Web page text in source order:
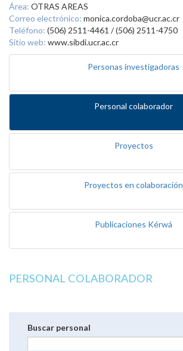
Área: OTRAS AREAS
Correo electrónico: monica.cordoba@ucr.ac.cr
Teléfono: (506) 2511-4461 / (506) 2511-4750
Sitio web: www.sibdi.ucr.ac.cr
Personas investigadoras
Personal colaborador
Proyectos
Proyectos en colaboración
Publicaciones Kérwá
PERSONAL COLABORADOR
Buscar personal